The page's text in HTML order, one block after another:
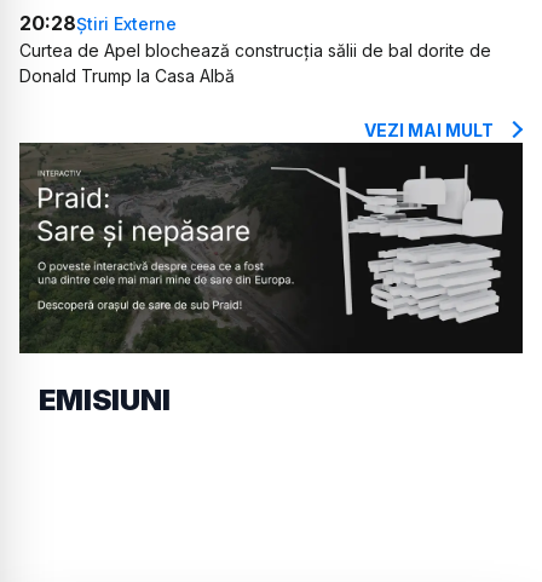
20:28Știri Externe
Curtea de Apel blochează construcția sălii de bal dorite de
Donald Trump la Casa Albă
VEZI MAI MULT
EMISIUNI